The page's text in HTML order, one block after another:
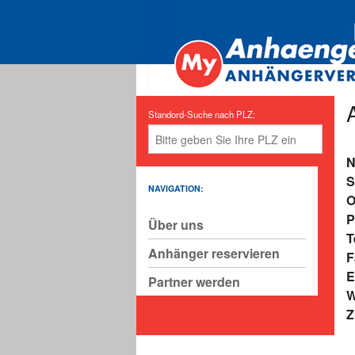
Standord-Suche nach PLZ:
NAVIGATION:
Über uns
Anhänger reservieren
Partner werden